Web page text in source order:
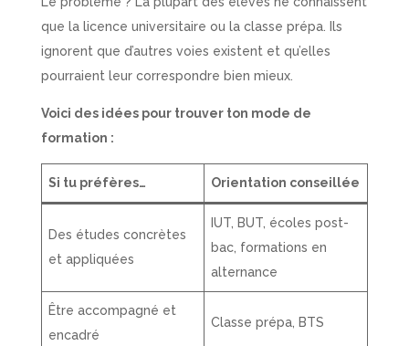
que la licence universitaire ou la classe prépa. Ils
ignorent que d’autres voies existent et qu’elles
pourraient leur correspondre bien mieux.
Voici des idées pour trouver ton mode de
formation :
Si tu préfères… Orientation conseillée
Des études concrètes
et appliquées
IUT, BUT, écoles post-
bac, formations en
alternance
Être accompagné et
encadré
Classe prépa, BTS